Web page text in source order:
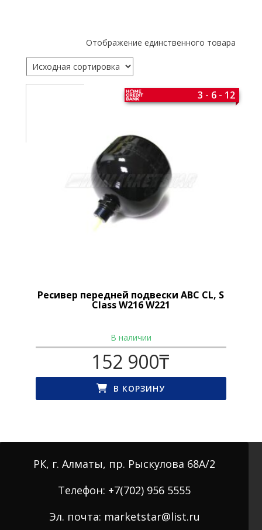
Отображение единственного товара
Ресивер передней подвески ABC CL, S
Class W216 W221
3 - 6 - 12
В наличии
152 900₸
В КОРЗИНУ
РК, г. Алматы, пр. Рыскулова 68А/2
Телефон: +7(702) 956 5555
Эл. почта: marketstar@list.ru